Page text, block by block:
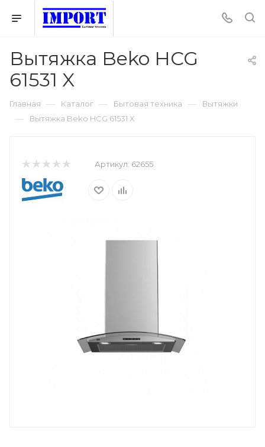
Вытяжка Beko HCG
61531 X
Главная — Каталог — Бытовая техника — Вытяжки
— Вытяжка Beko HCG 61531 X
Артикул: 62655